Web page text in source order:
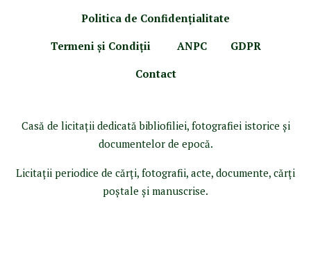
Politica de Confidenţialitate
Termeni şi Condiţii
ANPC
GDPR
Contact
Casă de licitaţii dedicată bibliofiliei, fotografiei istorice şi
documentelor de epocă.
Licitaţii periodice de cărţi, fotografii, acte, documente, cărţi
poştale şi manuscrise.